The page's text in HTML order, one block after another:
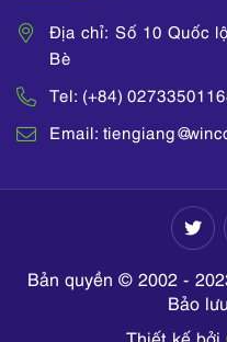
Địa chỉ: Số 10 Quốc
Bè
Tel: (+84)
Email:
Bản quyền © 2002 -
Bảo